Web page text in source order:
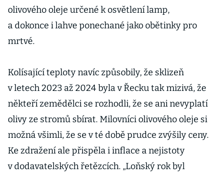
olivového oleje určené k osvětlení lamp,
a dokonce i lahve ponechané jako obětinky pro
mrtvé.
Kolísající teploty navíc způsobily, že sklizeň
v letech 2023 až 2024 byla v Řecku tak mizivá, že
někteří zemědělci se rozhodli, že se ani nevyplatí
olivy ze stromů sbírat. Milovníci olivového oleje si
možná všimli, že se v té době prudce zvýšily ceny.
Ke zdražení ale přispěla i inflace a nejistoty
v dodavatelských řetězcích. „Loňský rok byl